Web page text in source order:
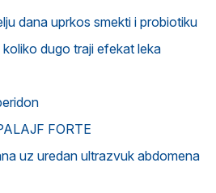
dana uprkos smekti i probiotiku
dugo traji efekat leka
FORTE
uz uredan ultrazvuk abdomena